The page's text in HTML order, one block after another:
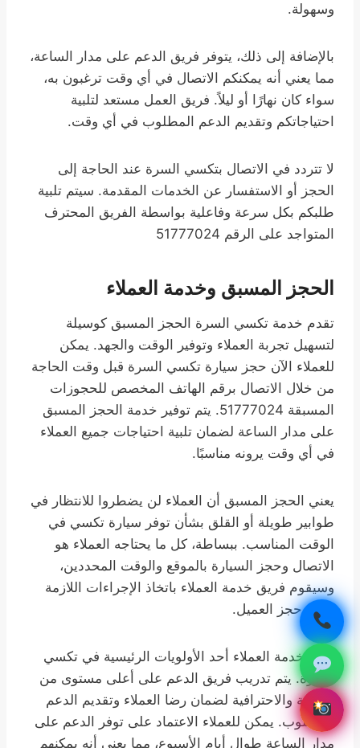
وسهولة.
بالإضافة إلى ذلك، يتوفر فريق الدعم على مدار الساعة،
مما يعني أنه يمكنكم الاتصال في أي وقت ترغبون به،
سواء كان نهارًا أو ليلاً. فريق العمل مستعد لتلبية
احتياجاتكم وتقديم الدعم المطلوب في أي وقت.
لا تتردد في الاتصال بتكسي السرة عند الحاجة إلى
الحجز أو الاستفسار عن الخدمات المقدمة. سيتم تلبية
طلبكم بكل سرعة وفاعلية بواسطة الفريق المحترف
المتواجد على الرقم 51777024
الحجز المسبق وخدمة العملاء
تقدم خدمة تكسي السرة الحجز المسبق كوسيلة
لتسهيل تجربة العملاء وتوفير الوقت والجهد. يمكن
للعملاء الآن حجز سيارة تكسي السرة قبل وقت الحاجة
من خلال الاتصال برقم الهاتف المخصص للحجوزات
المسبقة 51777024. يتم توفير خدمة الحجز المسبق
على مدار الساعة لضمان تلبية احتياجات جميع العملاء
في أي وقت يرونه مناسبًا.
يعني الحجز المسبق أن العملاء لن يضطروا للانتظار في
طوابير طويلة أو القلق بشأن توفر سيارة تكسي في
الوقت المناسب. ببساطة، كل ما يحتاجه العملاء هو
الاتصال وحجز السيارة بالموقع والوقت المحددين،
وسيقوم فريق خدمة العملاء باتخاذ الإجراءات اللازمة
لتلبية حجز العميل.
تعتبر خدمة العملاء أحد الأولويات الرئيسية في تكسي
السرة. يتم تدريب فريق الدعم على أعلى مستوى من
المهنية والاحترافية لضمان رضا العملاء وتقديم الدعم
المطلوب. يمكن للعملاء الاعتماد على توفر الدعم على
مدار الساعة طوال أيام الأسبوع، مما يعني أنه يمكنهم